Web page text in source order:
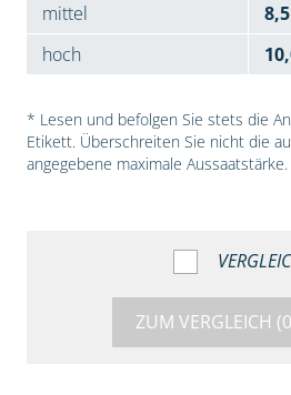
mittel
hoch
* Lesen und befolgen Sie stets die
Etikett. Überschreiten Sie nicht die
angegebene maximale Aussaatstärke.
ZUM VERGLEICH